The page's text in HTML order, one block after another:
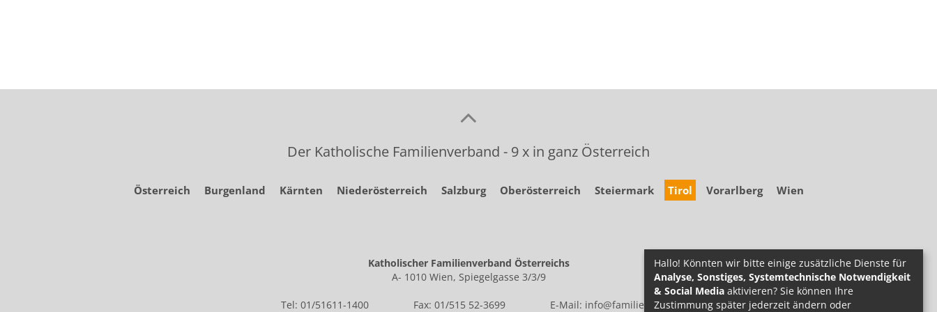
Der Katholische Familienverband - 9 x in ganz Österreich
Österreich Burgenland Kärnten Niederösterreich Salzburg Oberösterreich Steiermark Tirol Vorarlberg Wien
Katholischer Familienverband Österreichs
A- 1010 Wien, Spiegelgasse 3/3/9
Tel: 01/51611-1400 Fax: 01/515 52-3699 E-Mail: info@familie.at
Hallo! Könnten wir bitte einige zusätzliche Dienste für
Analyse, Sonstiges, Systemtechnische Notwendigkeit
& Social Media aktivieren? Sie können Ihre
Zustimmung später jederzeit ändern oder